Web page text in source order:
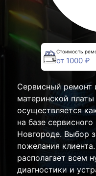
Стоимость
от 1000 ₽
Сервисный ремонт
материнской
осуществляется
на базе
Новгороде. Выбор
пожелания
располагает всем
диагностики и